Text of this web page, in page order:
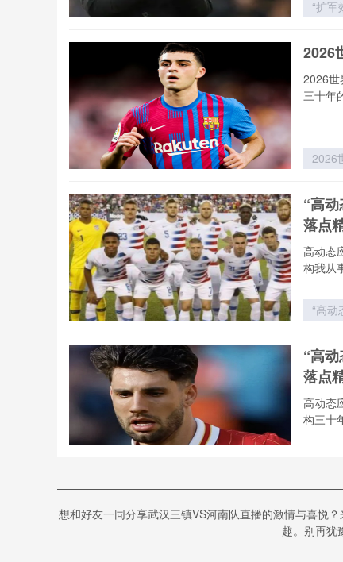
“扩军
赛制
的价
重
2026
2026世
三十年
2026
战术
vs 西
“高
落点
高动态
构我从
“高动
构：
世界
落点
技术解
“高
落点
高动态
构三十
射弹
构：
世界
《热
塔尔
热力
想和好友一同分享武汉三镇VS河南队直播的激情与喜悦
趣。别再犹